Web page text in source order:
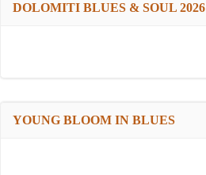
DOLOMITI BLUES & SOUL 2026
YOUNG BLOOM IN BLUES